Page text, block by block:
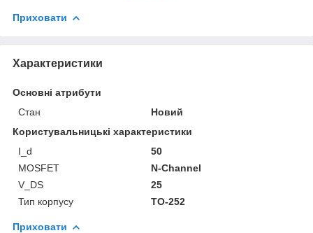
Приховати
Характеристики
Основні атрибути
Стан
Новий
Користувальницькі характеристики
I_d
50
MOSFET
N-Channel
V_DS
25
Тип корпусу
TO-252
Приховати